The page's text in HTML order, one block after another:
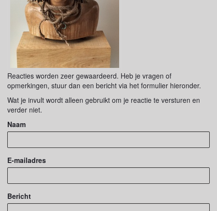
Reacties worden zeer gewaardeerd. Heb je vragen of
opmerkingen, stuur dan een bericht via het formulier hieronder.
Wat je invult wordt alleen gebruikt om je reactie te versturen en
verder niet.
Naam
E-mailadres
Bericht